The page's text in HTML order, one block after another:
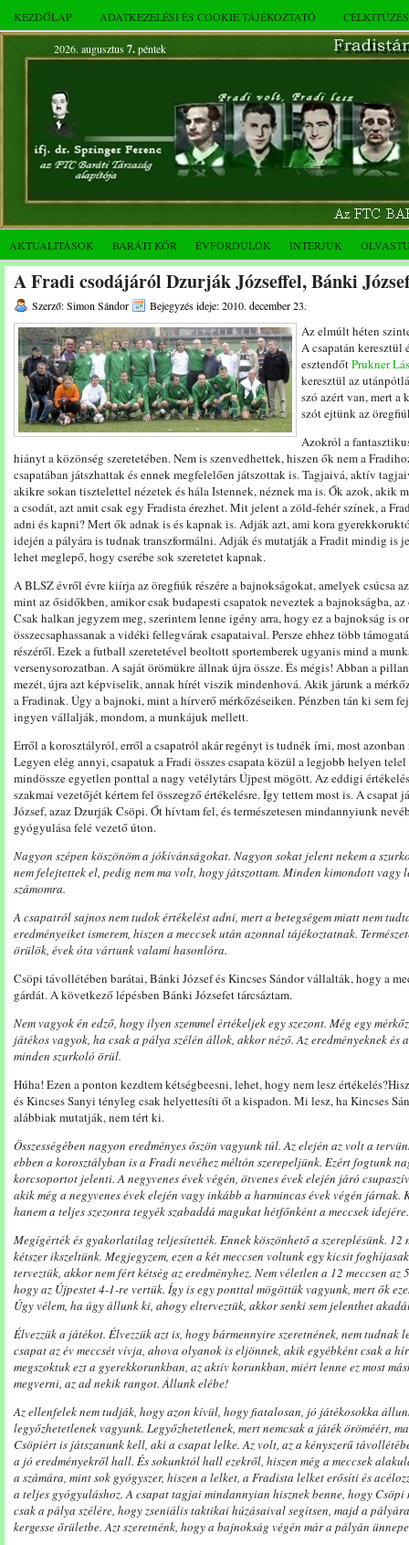
KEZDŐLAP ADATKEZELÉSI ÉS COOKIE TÁJÉKOZTATÓ
2026. augusztus 7.péntek
AKTUALITÁSOK BARÁTI KÖR ÉVFORDULÓK INTERJÚK
A Fradi csodájáról Dzurják Józseffel, Bánki
Szerző: Simon Sándor Bejegyzés ideje: 2010. december 23.
Az elmúlt héten
A csapatán
esztendőtPrukner
keresztül az
szó azért van, mert a
szót ejtünk az
Azokról a
hiányt a közönség szeretetében. Nem is szenvedhettek, hiszen ők nem a
csapatában játszhattak és ennek megfelelően játszottak is. Tagjaivá, aktív
akikre sokan tisztelettel nézetek és hála Istennek, néznek ma is. Ők azok, akik
a csodát, azt amit csak egy Fradista érezhet. Mit jelent a zöld-fehér színek, a
adni és kapni? Mert ők adnak is és kapnak is. Adják azt, ami kora
idején a pályára is tudnak transzformálni. Adják és mutatják a Fradit mindig is
lehet meglepő, hogy cserébe sok szeretetet kapnak.
A BLSZ évről évre kiírja az öregfiúk részére a bajnokságokat, amelyek csúcsa
mint az ősidőkben, amikor csak budapesti csapatok neveztek a bajnokságba,
Csak halkan jegyzem meg, szerintem lenne igény arra, hogy ez a bajnokság is
összecsaphassanak a vidéki fellegvárak csapataival. Persze ehhez több
részéről. Ezek a futball szeretetével beoltott sportemberek ugyanis mind a
versenysorozatban. A saját örömükre állnak újra össze. És mégis! Abban a
mezét, újra azt képviselik, annak hírét viszik mindenhová. Akik járunk a
a Fradinak. Úgy a bajnoki, mint a hírverő mérkőzéseiken. Pénzben tán ki sem
ingyen vállalják, mondom, a munkájuk mellett.
Erről a korosztályról, erről a csapatról akár regényt is tudnék írni, most azonban
Legyen elég annyi, csapatuk a Fradi összes csapata közül a legjobb helyen
mindössze egyetlen ponttal a nagy vetélytárs Újpest mögött. Az eddigi
szakmai vezetőjét kértem fel összegző értékelésre. Így tettem most is. A
József, azaz Dzurják Csöpi. Őt hívtam fel, és természetesen mindannyiunk
gyógyulása felé vezető úton.
Nagyon szépen köszönöm a jókívánságokat. Nagyon sokat jelent nekem a
nem felejtettek el, pedig nem ma volt, hogy játszottam. Minden kimondott
számomra.
A csapatról sajnos nem tudok értékelést adni, mert a betegségem miatt nem
eredményeiket ismerem, hiszen a meccsek után azonnal tájékoztatnak.
örülök, évek óta vártunk valami hasonlóra.
Csöpi távollétében barátai, Bánki József és Kincses Sándor vállalták, hogy a
gárdát. A következő lépésben Bánki Józsefet tárcsáztam.
Nem vagyok én edző, hogy ilyen szemmel értékeljek egy szezont. Még egy
játékos vagyok, ha csak a pálya szélén állok, akkor néző. Az eredményeknek
minden szurkoló örül.
Húha! Ezen a ponton kezdtem kétségbeesni, lehet, hogy nem lesz
és Kincses Sanyi tényleg csak helyettesíti őt a kispadon. Mi lesz, ha Kincses
alábbiak mutatják, nem tért ki.
Összességében nagyon eredményes őszön vagyunk túl. Az elején az volt a
ebben a korosztályban is a Fradi nevéhez méltón szerepeljünk. Ezért fogtunk
korcsoportot jelenti. A negyvenes évek végén, ötvenes évek elején járó
akik még a negyvenes évek elején vagy inkább a harmincas évek végén járnak.
hanem a teljes szezonra tegyék szabaddá magukat hétfőnként a meccsek idejére.
Megígérték és gyakorlatilag teljesítették. Ennek köszönhető a szereplésünk. 12
kétszer ikszeltünk. Megjegyzem, ezen a két meccsen voltunk egy kicsit
terveztük, akkor nem fért kétség az eredményhez. Nem véletlen a 12 meccsen
hogy az Újpestet 4-1-re vertük. Így is egy ponttal mögöttük vagyunk, mert ők
Úgy vélem, ha úgy állunk ki, ahogy elterveztük, akkor senki sem jelenthet
Élvezzük a játékot. Élvezzük azt is, hogy bármennyire szeretnének, nem
csapat az év meccsét vívja, ahova olyanok is eljönnek, akik egyébként csak a
megszoktuk ezt a gyerekkorunkban, az aktív korunkban, miért lenne ez most
megverni, az ad nekik rangot. Állunk elébe!
Az ellenfelek nem tudják, hogy azon kívül, hogy fiatalosan, jó játékosokka
legyőzhetetlenek vagyunk. Legyőzhetetlenek, mert nemcsak a játék öröméért,
Csöpiért is játszanunk kell, aki a csapat lelke. Az volt, az a kényszerű
a jó eredményekről hall. És sokunktól hall ezekről, hiszen még a meccsek
a számára, mint sok gyógyszer, hiszen a lelket, a Fradista lelket erősíti és
a teljes gyógyuláshoz. A csapat tagjai mindannyian hisznek benne, hogy Csöpi
csak a pálya szélére, hogy zseniális taktikai húzásaival segítsen, majd a
kergesse őrületbe. Azt szeretnénk, hogy a bajnokság végén már a pályán